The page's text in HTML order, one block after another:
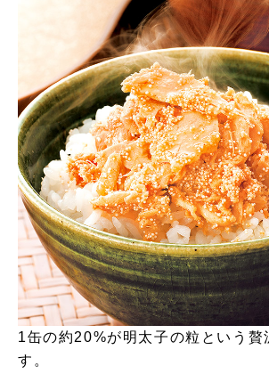
1缶の約20%が明太子の粒という贅
す。